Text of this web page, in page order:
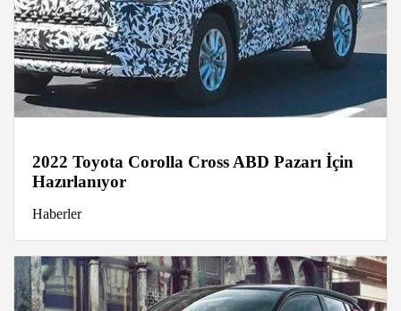
2022 Toyota Corolla Cross ABD Pazarı İçin
Hazırlanıyor
Haberler